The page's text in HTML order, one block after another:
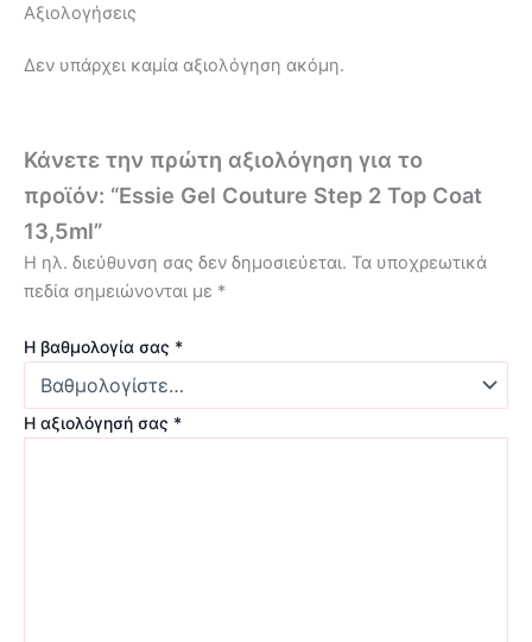
Αξιολογήσεις
Δεν υπάρχει καμία αξιολόγηση ακόμη.
Κάνετε την πρώτη αξιολόγηση για το
προϊόν: “Essie Gel Couture Step 2 Top Coat
13,5ml”
Η ηλ. διεύθυνση σας δεν δημοσιεύεται. Τα υποχρεωτικά
πεδία σημειώνονται με *
Η βαθμολογία σας *
Η αξιολόγησή σας *